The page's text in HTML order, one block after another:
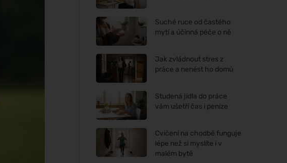
Suché ruce od častého
mytí a účinná péče o ně
Jak zvládnout stres z
práce a nenést ho domů
Studená jídla do práce
vám ušetří čas i peníze
Cvičení na chodbě funguje
lépe než si myslíte i v
malém bytě